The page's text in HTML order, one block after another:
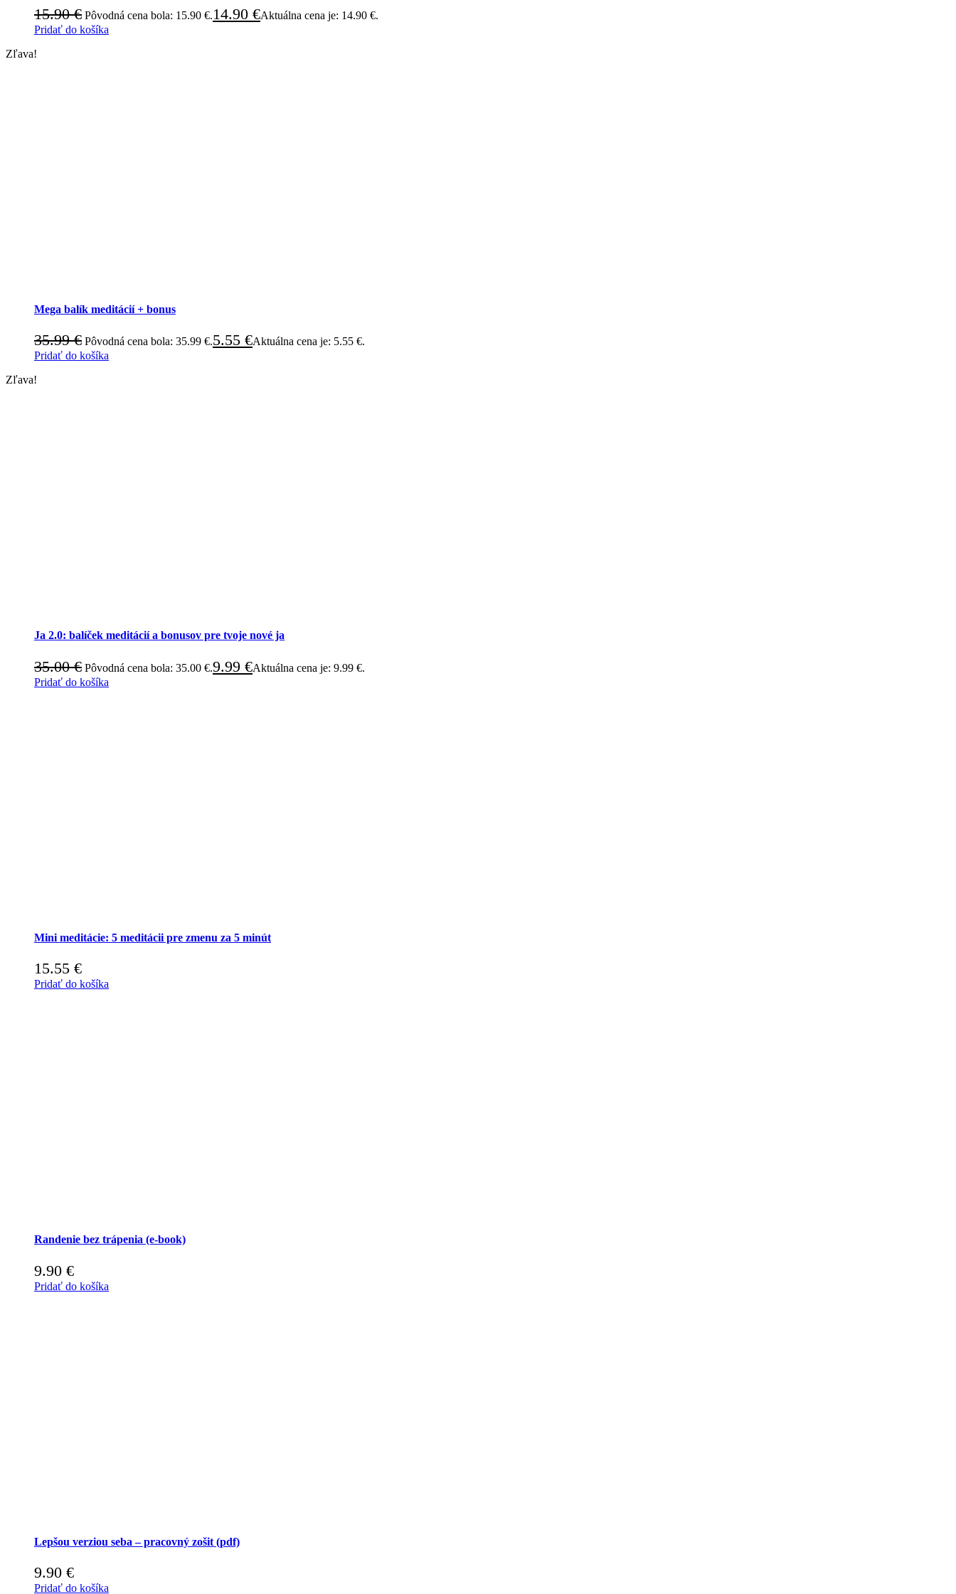
15.90€ Pôvodná cena bola: 15.90 €.14.90 €Aktuálna cena je: 14.90 €.
Pridať do košíka
Zľava!
Mega balík meditácií + bonus
35.99€ Pôvodná cena bola: 35.99 €.5.55 €Aktuálna cena je: 5.55 €.
Pridať do košíka
Zľava!
Ja 2.0: balíček meditácií a bonusov pre tvoje nové ja
35.00€ Pôvodná cena bola: 35.00 €.9.99 €Aktuálna cena je: 9.99 €.
Pridať do košíka
Mini meditácie: 5 meditácii pre zmenu za 5 minút
15.55 €
Pridať do košíka
Randenie bez trápenia (e-book)
9.90 €
Pridať do košíka
Lepšou verziou seba – pracovný zošit (pdf)
9.90 €
Pridať do košíka